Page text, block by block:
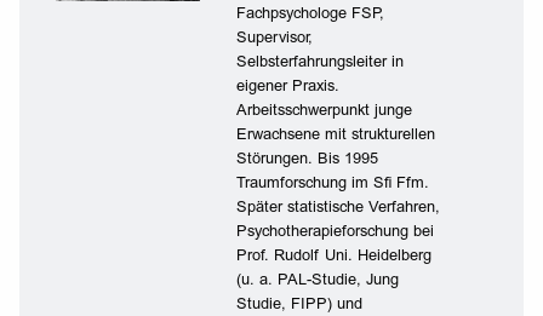
Fachpsychologe FSP,
Supervisor,
Selbsterfahrungsleiter in
eigener Praxis.
Arbeitsschwerpunkt junge
Erwachsene mit strukturellen
Störungen. Bis 1995
Traumforschung im Sfi Ffm.
Später statistische Verfahren,
Psychotherapieforschung bei
Prof. Rudolf Uni. Heidelberg
(u. a. PAL-Studie, Jung
Studie, FIPP) und